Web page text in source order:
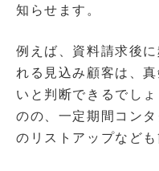
知らせます。
例えば、資料請求後
れる見込み顧客は、
いと判断できるでし
のの、一定期間コン
のリストアップなど